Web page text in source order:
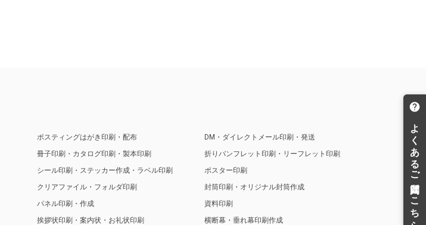
ポスティングはがき印刷・配布
冊子印刷・カタログ印刷・製本印刷
シール印刷・ステッカー作成・ラベル印刷
クリアファイル・フォルダ印刷
パネル印刷・作成
挨拶状印刷・案内状・お礼状印刷
DM・ダイレクトメール印刷・発送
折りパンフレット印刷・リーフレット印刷
ポスター印刷
封筒印刷・オリジナル封筒作成
資料印刷
横断幕・垂れ幕印刷作成